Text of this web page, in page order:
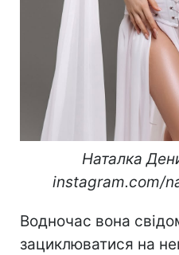
Наталка
instagram.com/
Водночас вона
зациклюватися на